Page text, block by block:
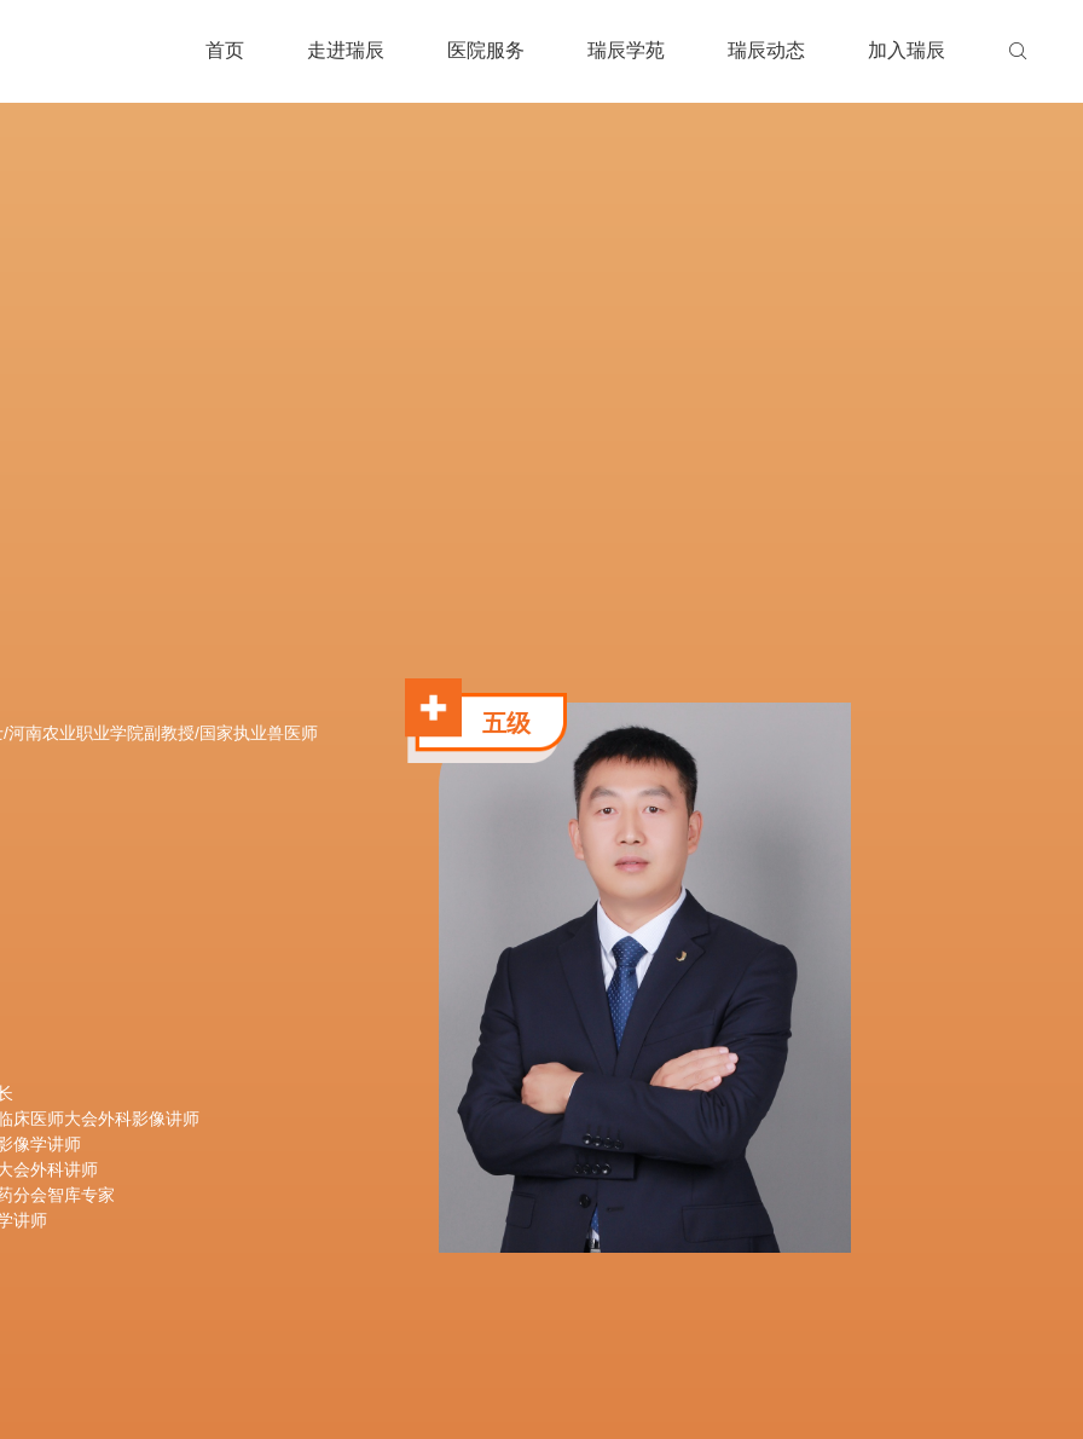
首页 走进瑞辰 医院服务 瑞辰学苑 瑞辰动态 加入瑞辰
五级
河南农业职业学院副教授/国家执业兽医师
床医师大会外科影像讲师
像学讲师
会外科讲师
分会智库专家
讲师